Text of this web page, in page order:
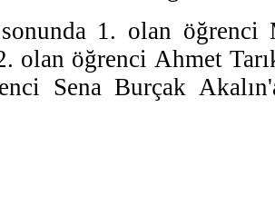
sonunda 1. olan
olan öğrenci Ahmet
Sena Burçak